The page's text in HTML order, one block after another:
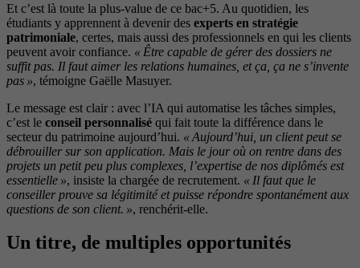
Et c’est là toute la plus-value de ce bac+5. Au quotidien, les
étudiants y apprennent à devenir des experts en stratégie
patrimoniale, certes, mais aussi des professionnels en qui les clients
peuvent avoir confiance. « Être capable de gérer des dossiers ne
suffit pas. Il faut aimer les relations humaines, et ça, ça ne s’invente
pas », témoigne Gaëlle Masuyer.
Le message est clair : avec l’IA qui automatise les tâches simples,
c’est le conseil personnalisé qui fait toute la différence dans le
secteur du patrimoine aujourd’hui. « Aujourd’hui, un client peut se
débrouiller sur son application. Mais le jour où on rentre dans des
projets un petit peu plus complexes, l’expertise de nos diplômés est
essentielle », insiste la chargée de recrutement. « Il faut que le
conseiller prouve sa légitimité et puisse répondre spontanément aux
questions de son client. », renchérit-elle.
Un titre, de multiples opportunités